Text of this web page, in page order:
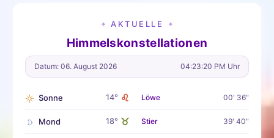
✦ AKTUELLE ✦
Himmelskonstellationen
Datum: 06. August 2026 04:23:21 PM Uhr
Sonne 14° ♌ Löwe 00' 36"
Mond 18° ♉ Stier 39' 40"